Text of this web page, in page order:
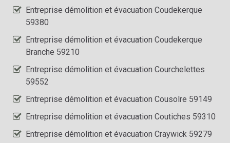
Entreprise démolition et évacuation Coudekerque
59380
Entreprise démolition et évacuation Coudekerque
Branche 59210
Entreprise démolition et évacuation Courchelettes
59552
Entreprise démolition et évacuation Cousolre 59149
Entreprise démolition et évacuation Coutiches 59310
Entreprise démolition et évacuation Craywick 59279